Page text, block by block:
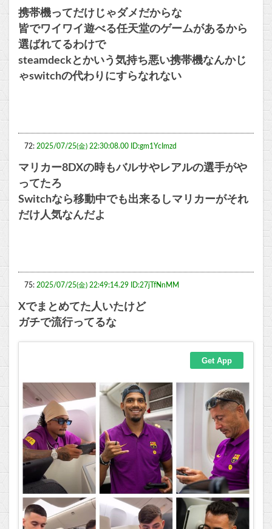
携帯機ってだけじゃダメだからな
皆でワイワイ遊べる任天堂のゲームがあるから
選ばれてるわけで
steamdeckとかいう気持ち悪い携帯機なんかじ
ゃswitchの代わりにすらなれない
72: 2025/07/25(金) 22:30:08.00 ID:gm1YcImzd
マリカー8DXの時もバルサやレアルの選手がや
ってたろ
Switchなら移動中でも出来るしマリカーがそれ
だけ人気なんだよ
75: 2025/07/25(金) 22:49:14.29 ID:27jTfNnMM
Xでまとめてた人いたけど
ガチで流行ってるな